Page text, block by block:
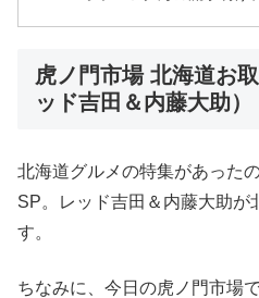
虎ノ門市場 北海道お
ッド吉田＆内藤大助）
北海道グルメの特集があった
SP。レッド吉田＆内藤大助が
す。
ちなみに、今日の虎ノ門市場